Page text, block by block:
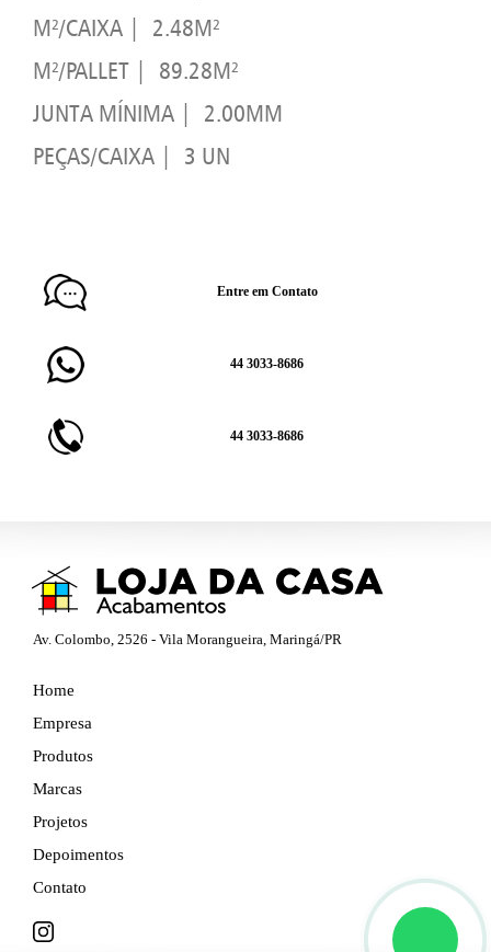
M²/CAIXA | 2.48M²
M²/PALLET | 89.28M²
JUNTA MÍNIMA | 2.00MM
PEÇAS/CAIXA | 3 UN
Entre em Contato
44 3033-8686
44 3033-8686
Av. Colombo, 2526 - Vila Morangueira, Maringá/PR
Home
Empresa
Produtos
Marcas
Projetos
Depoimentos
Contato